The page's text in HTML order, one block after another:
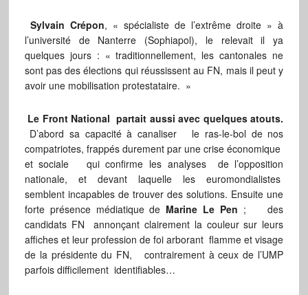
Sylvain Crépon, « spécialiste de l’extrême droite » à
l’université de Nanterre (Sophiapol), le relevait il ya
quelques jours : « traditionnellement, les cantonales ne
sont pas des élections qui réussissent au FN, mais il peut y
avoir une mobilisation protestataire. »
Le Front National partait aussi avec quelques atouts.
D’abord sa capacité à canaliser le ras-le-bol de nos
compatriotes, frappés durement par une crise économique
et sociale qui confirme les analyses de l’opposition
nationale, et devant laquelle les euromondialistes
semblent incapables de trouver des solutions. Ensuite une
forte présence médiatique de Marine Le Pen ; des
candidats FN annonçant clairement la couleur sur leurs
affiches et leur profession de foi arborant flamme et visage
de la présidente du FN, contrairement à ceux de l’UMP
parfois difficilement identifiables…